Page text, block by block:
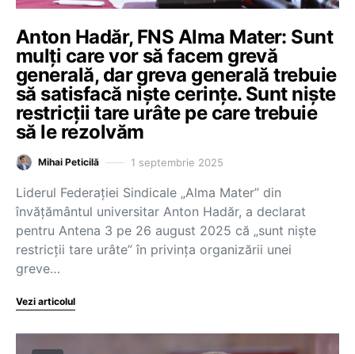
Anton Hadăr, FNS Alma Mater: Sunt
mulți care vor să facem grevă
generală, dar greva generală trebuie
să satisfacă niște cerințe. Sunt niște
restricții tare urâte pe care trebuie
să le rezolvăm
Mihai Peticilă 1 septembrie 2025
Liderul Federației Sindicale „Alma Mater” din
învățământul universitar Anton Hadăr, a declarat
pentru Antena 3 pe 26 august 2025 că „sunt niște
restricții tare urâte” în privința organizării unei
greve…
Vezi articolul